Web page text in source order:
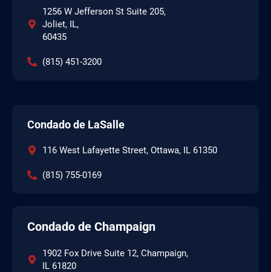
1256 W Jefferson St Suite 205,
Joliet, IL,
60435
(815) 451-3200
Condado de LaSalle
116 West Lafayette Street, Ottawa, IL 61350
(815) 755-0169
Condado de Champaign
1902 Fox Drive Suite 12, Champaign,
IL 61820